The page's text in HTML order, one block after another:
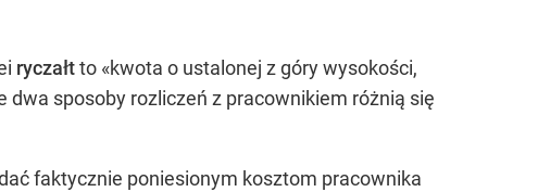
ryczałtto «kwota o ustalonej z góry wysokości,
dwa sposoby rozliczeń z pracownikiem różnią się
faktycznie poniesionym kosztom pracownika